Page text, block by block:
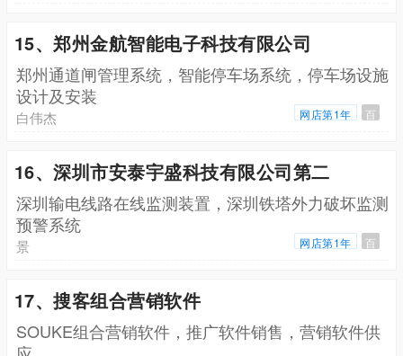
15、郑州金航智能电子科技有限公司
郑州通道闸管理系统，智能停车场系统，停车场设施
设计及安装
白伟杰 网店第1年 百
16、深圳市安泰宇盛科技有限公司第二
深圳输电线路在线监测装置，深圳铁塔外力破坏监测
预警系统
景 网店第1年 百
17、搜客组合营销软件
SOUKE组合营销软件，推广软件销售，营销软件供